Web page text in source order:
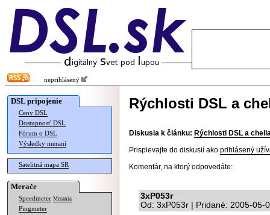
neprihlásený
DSL pripojenie
Ceny DSL
Dostupnosť DSL
Fórum o DSL
Výsledky meraní
Satelitná mapa SR
Merače
Speedmeter Merania
Pingmeter
Rýchlosti DSL a
Diskusia k článku: Rýchlosti DSL a
Prispievajte do diskusií ako prihlásený
Komentár, na ktorý odpovedáte:
3xP053r
Od: 3xP053r | Pridané: 2005-05-